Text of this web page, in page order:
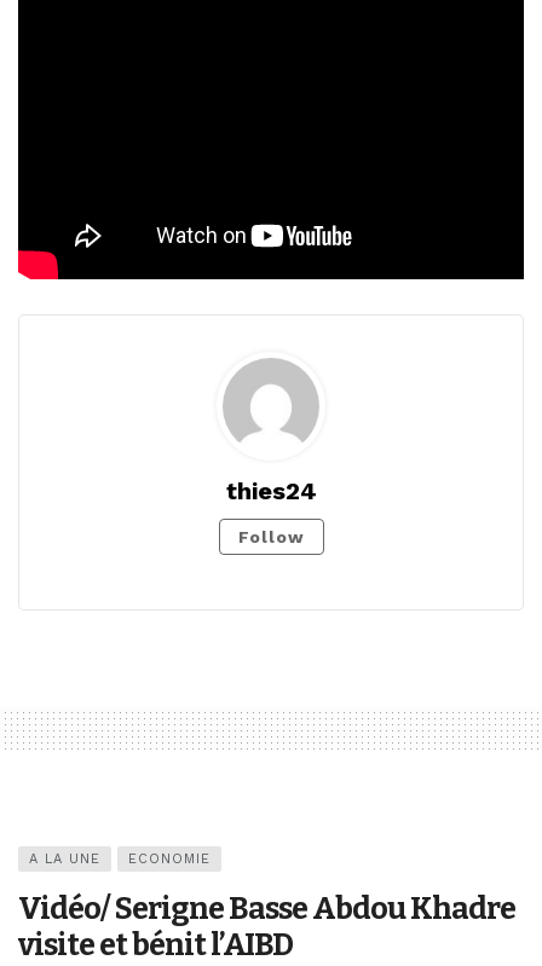
thies24
Follow
A LA UNE ECONOMIE
Vidéo/ Serigne Basse Abdou Khadre
visite et bénit l’AIBD